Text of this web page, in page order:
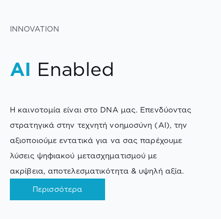
INNOVATION
AI Enabled
Η καινοτομία είναι στο DNA μας. Επενδύοντας
στρατηγικά στην τεχνητή νοημοσύνη (AI), την
αξιοποιούμε εντατικά για να σας παρέχουμε
λύσεις ψηφιακού μετασχηματισμού με
ακρίβεια, αποτελεσματικότητα & υψηλή αξία.
Περισσότερα